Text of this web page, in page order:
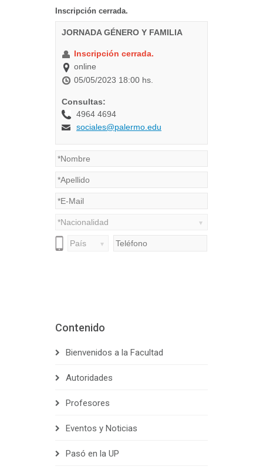
Contenido
Bienvenidos a la Facultad
Autoridades
Profesores
Eventos y Noticias
Pasó en la UP